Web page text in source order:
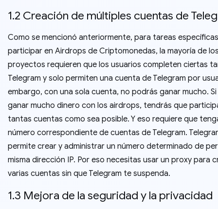
1.2 Creación de múltiples cuentas de
Como se mencionó anteriormente, para tareas
participar en Airdrops de Criptomonedas, la mayoría de
proyectos requieren que los usuarios completen ciertas
Telegram y solo permiten una cuenta de Telegram por
embargo, con una sola cuenta, no podrás ganar mucho.
ganar mucho dinero con los airdrops, tendrás que
tantas cuentas como sea posible. Y eso requiere que
número correspondiente de cuentas de Telegram.
permite crear y administrar un número determinado de
misma dirección IP. Por eso necesitas usar un proxy para
varias cuentas sin que Telegram te suspenda.
1.3 Mejora de la seguridad y la privacidad